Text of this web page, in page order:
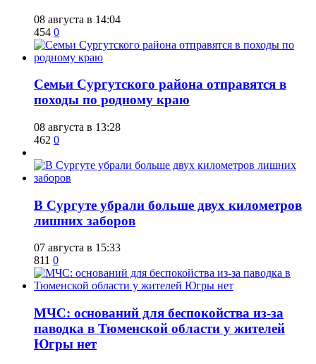
08 августа в 14:04
454 0
​Семьи Сургутского района отправятся в
походы по родному краю
08 августа в 13:28
462 0
​В Сургуте убрали больше двух километров
лишних заборов
07 августа в 15:33
811 0
​МЧС: оснований для беспокойства из-за
паводка в Тюменской области у жителей
Югры нет